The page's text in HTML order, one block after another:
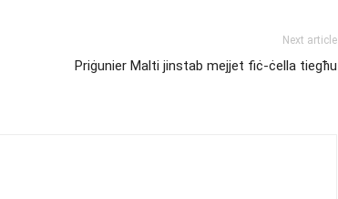
Next article
Priġunier Malti jinstab mejjet fiċ-ċella tiegħu